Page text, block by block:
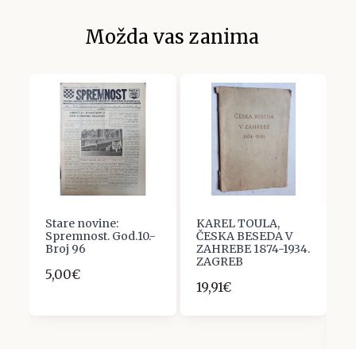
Možda vas zanima
Stare novine:
Spremnost. God.10.-
Broj 96
5,00€
KAREL TOULA,
ČESKA BESEDA V
ZAHREBE 1874-1934.
ZAGREB
19,91€